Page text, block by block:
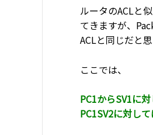
ルータのACLと
てきますが、
ACLと同じだと
ここでは、
PC1からSV1に
PC1SV2に対し